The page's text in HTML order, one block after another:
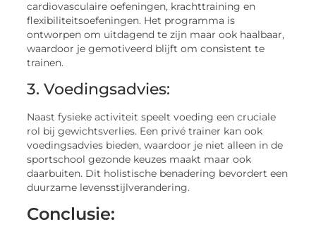
cardiovasculaire oefeningen, krachttraining en
flexibiliteitsoefeningen. Het programma is
ontworpen om uitdagend te zijn maar ook haalbaar,
waardoor je gemotiveerd blijft om consistent te
trainen.
3. Voedingsadvies:
Naast fysieke activiteit speelt voeding een cruciale
rol bij gewichtsverlies. Een privé trainer kan ook
voedingsadvies bieden, waardoor je niet alleen in de
sportschool gezonde keuzes maakt maar ook
daarbuiten. Dit holistische benadering bevordert een
duurzame levensstijlverandering.
Conclusie: